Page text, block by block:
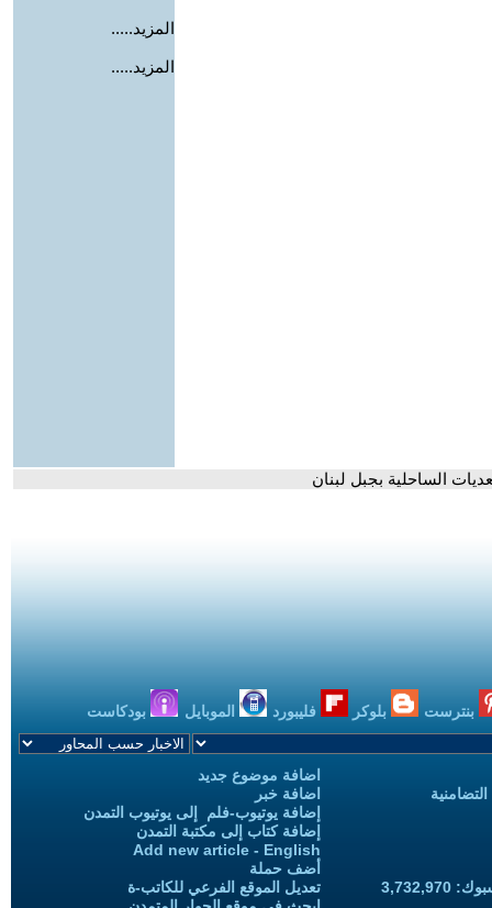
المزيد.....
المزيد.....
الساحلية بجبل لبنان
بنترست بلوكر فليبورد الموبايل بودكاست
اضافة موضوع جديد
اضافة خبر
إضافة يوتيوب-فلم إلى يوتيوب التمدن
إضافة كتاب إلى مكتبة التمدن
Add new article - English
أضف حملة
تعديل الموقع الفرعي للكاتب-ة